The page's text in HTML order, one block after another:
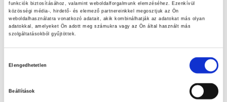
funkciók biztosításához, valamint weboldalforgalmunk elemzéséhez. Ezenkívül
közösségi média-, hirdető- és elemező partnereinkkel megosztjuk az Ön
weboldalhasználatra vonatkozó adatait, akik kombinálhatják az adatokat más olyan
adatokkal, amelyeket Ön adott meg számukra vagy az Ön által használt más
szolgáltatásokból gyűjtöttek.
Elengedhetetlen
Beállítások
• BECSAPÓDÁSCSILLAPÍTÓ HAB: Forradalmi sarokvédelem a
legerősebb becsapódások ellen is